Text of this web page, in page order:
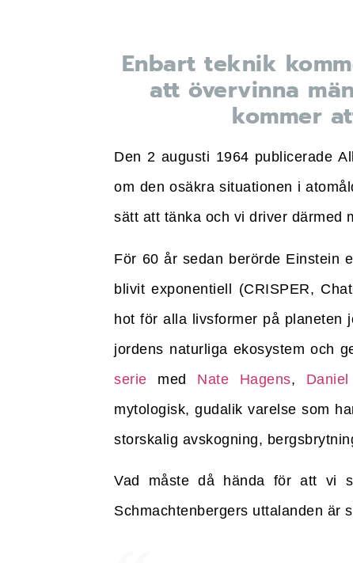
Enbart teknik
att övervinna
kommer
Den 2 augusti 1964 publicerade
om den osäkra situationen i
sätt att tänka och vi driver därmed
För 60 år sedan berörde Einstein
blivit exponentiell (CRISPER,
hot för alla livsformer på planeten
jordens naturliga ekosystem och
serie med Nate Hagens,
mytologisk, gudalik varelse som
storskalig avskogning,
Vad måste då hända för att vi
Schmachtenbergers uttalanden är